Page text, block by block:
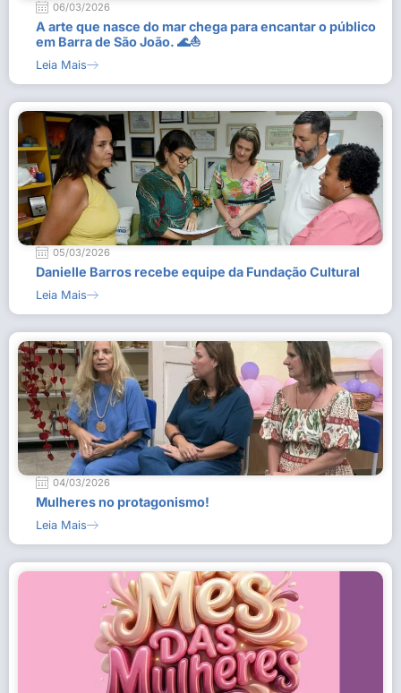
06/03/2026
A arte que nasce do mar chega para encantar o público
em Barra de São João. 🌊⛵
Leia Mais
05/03/2026
Danielle Barros recebe equipe da Fundação Cultural
Leia Mais
04/03/2026
Mulheres no protagonismo!
Leia Mais